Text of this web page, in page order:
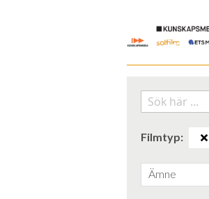
Content
Filmtyp
Ämne